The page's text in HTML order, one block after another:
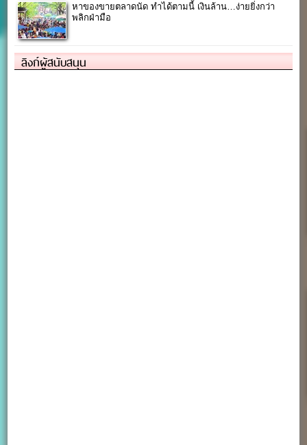
หาของขายตลาดนัด ทำได้ตามนี้ เงินล้าน…ง่ายยิ่งกว่า
พลิกฝ่ามือ
ลิงก์ผู้สนับสนุน